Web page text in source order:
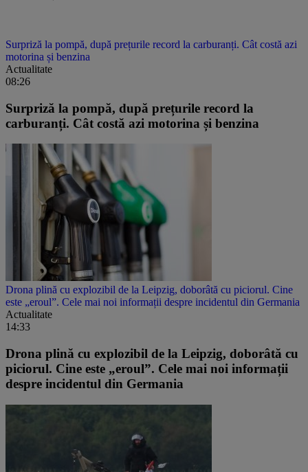
Surpriză la pompă, după prețurile record la carburanți. Cât costă azi
motorina și benzina
Actualitate
08:26
Surpriză la pompă, după prețurile record la
carburanți. Cât costă azi motorina și benzina
Drona plină cu explozibil de la Leipzig, doborâtă cu piciorul. Cine
este „eroul”. Cele mai noi informații despre incidentul din Germania
Actualitate
14:33
Drona plină cu explozibil de la Leipzig, doborâtă cu
piciorul. Cine este „eroul”. Cele mai noi informații
despre incidentul din Germania